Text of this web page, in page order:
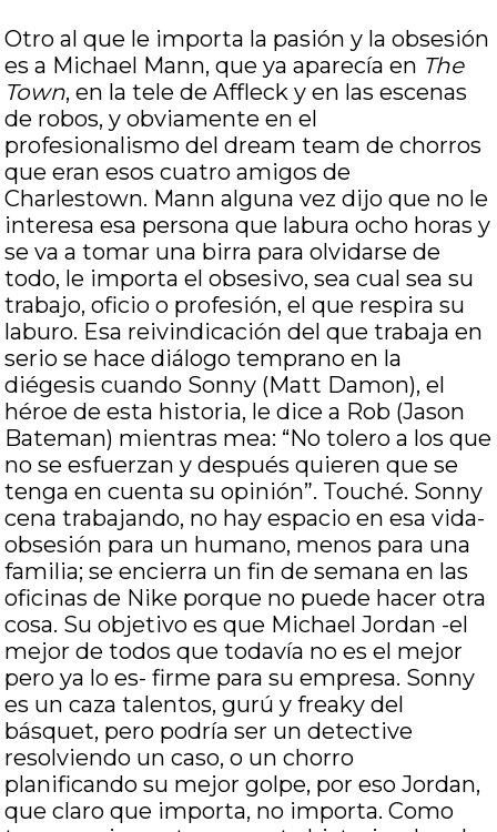
Otro al que le importa la pasión y la obsesión
es a Michael Mann, que ya aparecía en The
Town, en la tele de Affleck y en las escenas
de robos, y obviamente en el
profesionalismo del dream team de chorros
que eran esos cuatro amigos de
Charlestown. Mann alguna vez dijo que no le
interesa esa persona que labura ocho horas y
se va a tomar una birra para olvidarse de
todo, le importa el obsesivo, sea cual sea su
trabajo, oficio o profesión, el que respira su
laburo. Esa reivindicación del que trabaja en
serio se hace diálogo temprano en la
diégesis cuando Sonny (Matt Damon), el
héroe de esta historia, le dice a Rob (Jason
Bateman) mientras mea: “No tolero a los que
no se esfuerzan y después quieren que se
tenga en cuenta su opinión”. Touché. Sonny
cena trabajando, no hay espacio en esa vida-
obsesión para un humano, menos para una
familia; se encierra un fin de semana en las
oficinas de Nike porque no puede hacer otra
cosa. Su objetivo es que Michael Jordan -el
mejor de todos que todavía no es el mejor
pero ya lo es- firme para su empresa. Sonny
es un caza talentos, gurú y freaky del
básquet, pero podría ser un detective
resolviendo un caso, o un chorro
planificando su mejor golpe, por eso Jordan,
que claro que importa, no importa. Como